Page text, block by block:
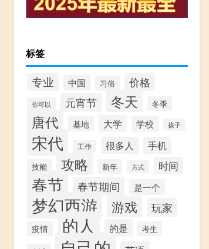
标签
专业 中国 习俗 价格
你可以 元宵节 冬天 冬季
唐代 基地 大学 学校 孩子
宋代 工作 很多人 手机
技能 攻略 新年 方式 时间
春节 春节期间 是一个
梦幻西游 游戏 玩家
疫情 的人 的是 考生